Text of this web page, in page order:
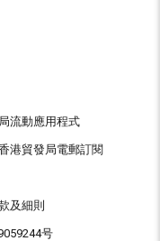
流動應用程式
港貿發局電郵訂閱
及細則
号